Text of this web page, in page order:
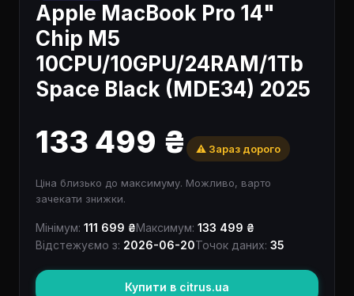
Apple MacBook Pro 14"
Chip M5
10CPU/10GPU/24RAM/1Tb
Space Black (MDE34) 2025
133 499 ₴ ⚠️ Зараз дорого
Ціна близько до максимуму. Можливо, варто
зачекати знижки.
Мінімум: 111 699 ₴Максимум: 133 499 ₴
Відстежуємо з: 2026-06-20Точок даних: 35
Купити в citrus.ua